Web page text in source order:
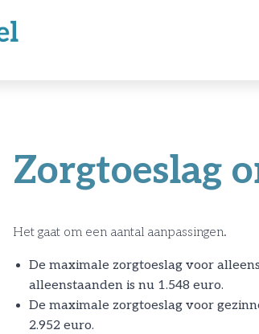
Zorgtoeslag
Het gaat om een aantal aanpassingen.
De maximale zorgtoeslag voor
alleenstaanden is nu 1.548 euro.
De maximale zorgtoeslag voor
2.952 euro.